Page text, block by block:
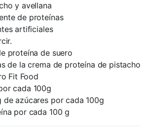
y avellana
de proteínas
artificiales
proteína de suero
de la crema de proteína de pistacho
Fit Food
cada 100g
de azúcares por cada 100g
por cada 100 g